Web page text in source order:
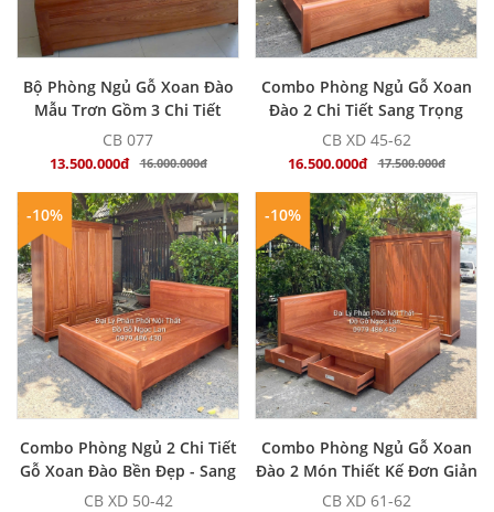
MUA NGAY
Bộ Phòng Ngủ Gỗ Xoan Đào
Mẫu Trơn Gồm 3 Chi Tiết
CB 077
13.500.000đ 16.000.000đ
MUA NGAY
Combo Phòng Ngủ Gỗ Xoan
Đào 2 Chi Tiết Sang Trọng
CB XD 45-62
16.500.000đ 17.500.000đ
MUA NGAY
-10%
Combo Phòng Ngủ 2 Chi Tiết
Gỗ Xoan Đào Bền Đẹp - Sang
Trọng
CB XD 50-42
MUA NGAY
-10%
Combo Phòng Ngủ Gỗ Xoan
Đào 2 Món Thiết Kế Đơn Giản
- Hiện Đại
CB XD 61-62